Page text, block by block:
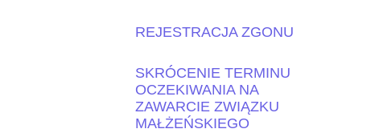
REJESTRACJA ZGONU
SKRÓCENIE TERMINU
OCZEKIWANIA NA
ZAWARCIE ZWIĄZKU
MAŁŻEŃSKIEGO